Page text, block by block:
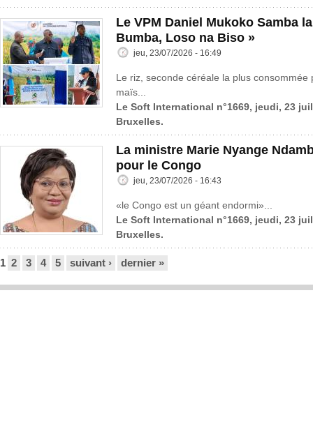
Le VPM Daniel Mukoko Samba
Bumba, Loso na Biso »
jeu, 23/07/2026 - 16:49
Le riz, seconde céréale la plus
maïs...
Le Soft International n°1669, jeudi, 23
Bruxelles.
La ministre Marie Nyange
pour le Congo
jeu, 23/07/2026 - 16:43
«le Congo est un géant endormi»...
Le Soft International n°1669, jeudi, 23
Bruxelles.
1 2 3 4 5 suivant › dernier »